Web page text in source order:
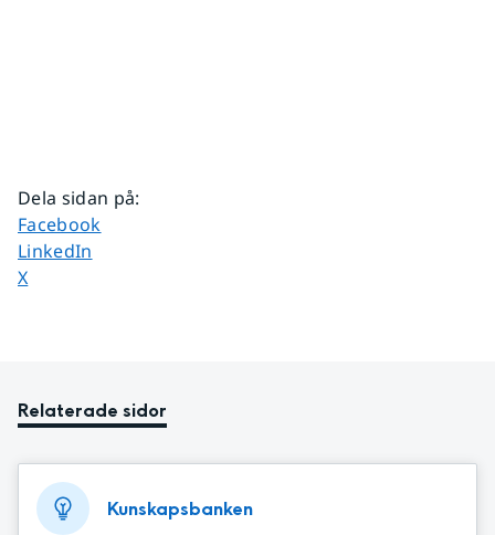
Dela sidan på:
Dela sidan på
Facebook
Dela sidan på
LinkedIn
Dela sidan på
X
Relaterade sidor
Kunskapsbanken